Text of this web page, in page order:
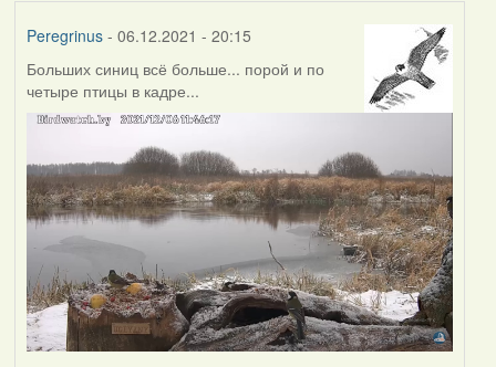
Peregrinus- 06.12.2021 - 20:15
Больших синиц всё больше... порой и по
четыре птицы в кадре...